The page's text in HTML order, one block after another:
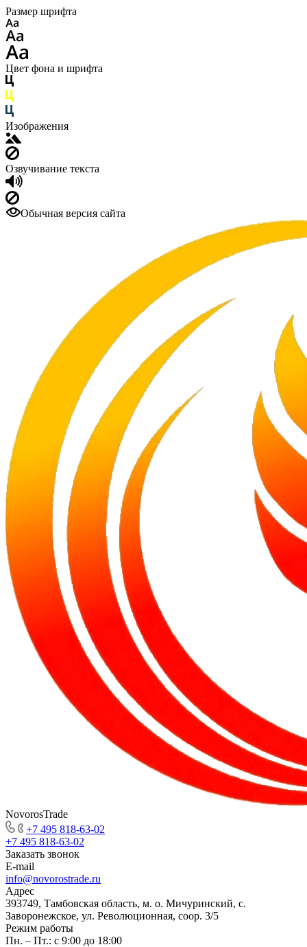
Размер шрифта
Цвет фона и шрифта
Изображения
Озвучивание текста
Обычная версия сайта
NovorosTrade
+7 495 818-63-02
+7 495 818-63-02
Заказать звонок
E-mail
info@novorostrade.ru
Адрес
393749, Тамбовская область, м. о. Мичуринский, с.
Заворонежское, ул. Революционная, соор. 3/5
Режим работы
Пн. – Пт.: с 9:00 до 18:00